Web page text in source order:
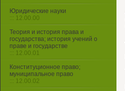
Юридические науки
::: 12.00.00
Теория и история права и
государства; история учений о
праве и государстве
::: 12.00.01
Конституционное право;
муниципальное право
::: 12.00.02